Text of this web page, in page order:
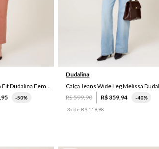
Calça Sarja Duda Slim Fit Dudalina Feminina
95 -50%
46
Dudalina
R$599,90 R$359 94 -40%
3x de R$ 119 98